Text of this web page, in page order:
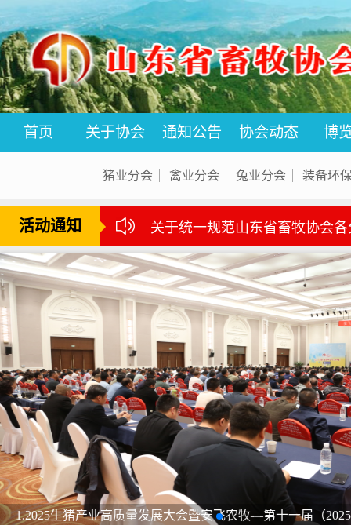
首页 关于协会 通知公告 协会动态 博
猪业分会 禽业分会 兔业分会 装备环
活动通知 关于统一规范山东省畜牧协会
高质量发展大会暨安飞农牧—第十一届（2025）猪业山河论坛成功举办
2.山东省畜牧协会六届四次理事会在济南召开
4.第39届山东畜牧业博览会在济南